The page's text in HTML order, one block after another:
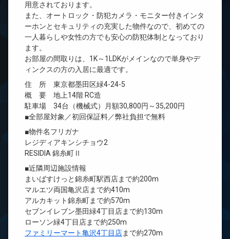
用意されております。
また、オートロック・防犯カメラ・モニター付きインタ
ーホンとセキュリティの充実した物件なので、初めての
一人暮らしや女性の方でも安心の防犯体制となっており
ます。
お部屋の間取りは、1K～1LDKがメインなので単身やデ
ィンクスの方の入居に最適です。
住 所 東京都墨田区緑4-24-5
概 要 地上14階 RC造
駐車場 34台（機械式）月額30,800円～35,200円
■全部屋対象／初回保証料／弊社負担で無料
■物件名フリガナ
レジディアキンシチョウ2
RESIDIA 錦糸町Ⅱ
■近隣周辺施設情報
まいばすけっと錦糸町駅西店まで約200m
マルエツ両国亀沢店まで約410m
アルカキット錦糸町まで約570m
セブンイレブン墨田緑4丁目店まで約130m
ローソン緑4丁目店まで約250m
ファミリーマート亀沢4丁目店まで約270m